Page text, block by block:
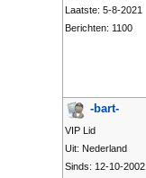
Laatste: 5-8-2021
Berichten: 1100
-bart-
VIP Lid
Uit: Nederland
Sinds: 12-10-2002